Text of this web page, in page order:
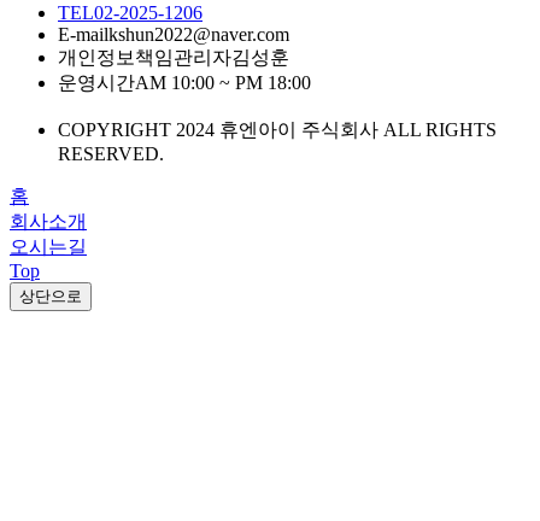
TEL02-2025-1206
E-mailkshun2022@naver.com
개인정보책임관리자김성훈
운영시간AM 10:00 ~ PM 18:00
COPYRIGHT 2024 휴엔아이 주식회사 ALL RIGHTS
RESERVED.
홈
회사소개
오시는길
Top
상단으로